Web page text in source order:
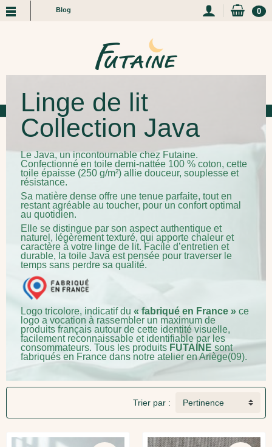
Blog 0
Linge de lit
Collection Java
Le Java, un incontournable chez Futaine.
Confectionné en toile demi-nattée 100 % coton, cette
toile épaisse (250 g/m²) allie douceur, souplesse et
résistance.
Sa matière dense offre une tenue parfaite, tout en
restant agréable au toucher, pour un confort optimal
au quotidien.
Elle se distingue par son aspect authentique et
naturel, légèrement texturé, qui apporte chaleur et
caractère à votre linge de lit. Facile d’entretien et
durable, la toile Java est pensée pour traverser le
temps sans perdre sa qualité.
Logo tricolore, indicatif du « fabriqué en France » ce
logo a vocation à rassembler un maximum de
produits français autour de cette identité visuelle,
facilement reconnaissable et identifiable par les
consommateurs. Tous les produits FUTAINE sont
fabriqués en France dans notre atelier en Ariège(09).
Trier par : Pertinence